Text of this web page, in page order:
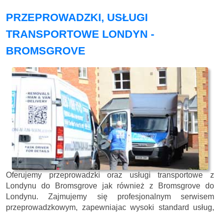
PRZEPROWADZKI, USŁUGI
TRANSPORTOWE LONDYN -
BROMSGROVE
Oferujemy przeprowadzki oraz usługi transportowe z
Londynu do Bromsgrove jak również z Bromsgrove do
Londynu. Zajmujemy się profesjonalnym serwisem
przeprowadzkowym, zapewniajac wysoki standard usług,